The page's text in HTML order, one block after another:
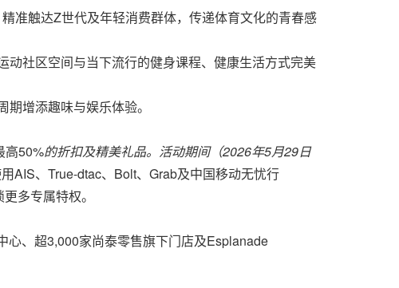
准触达Z世代及年轻消费群体，传递体育文化的青春感
社区空间与当下流行的健身课程、健康生活方式完美
增添趣味与娱乐体验。
高50%的折扣及精美礼品。活动期间（2026年5月29日
AIS、True-dtac、Bolt、Grab及中国移动无忧行
多专属特权。
心、超3,000家尚泰零售旗下门店及Esplanade